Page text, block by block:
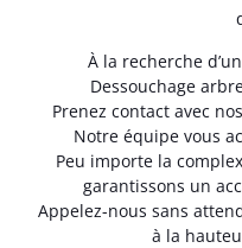
À la recherche
Dessouchage
Prenez contact avec
Notre équipe vous
Peu importe la
garantissons un
Appelez-nous sans
à la